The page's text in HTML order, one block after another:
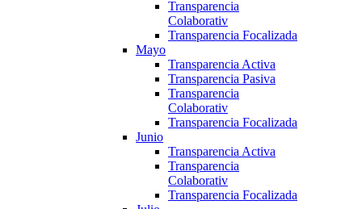
Transparencia
Colaborativ
Transparencia Focalizada
Mayo
Transparencia Activa
Transparencia Pasiva
Transparencia
Colaborativ
Transparencia Focalizada
Junio
Transparencia Activa
Transparencia
Colaborativ
Transparencia Focalizada